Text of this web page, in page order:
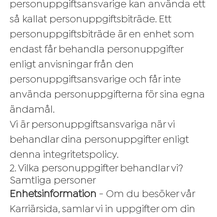
personuppgiftsansvarige kan använda ett
så kallat personuppgiftsbiträde. Ett
personuppgiftsbiträde är en enhet som
endast får behandla personuppgifter
enligt anvisningar från den
personuppgiftsansvarige och får inte
använda personuppgifterna för sina egna
ändamål.
Vi är personuppgiftsansvariga när vi
behandlar dina personuppgifter enligt
denna integritetspolicy.
2. Vilka personuppgifter behandlar vi?
Samtliga personer
Enhetsinformation - Om du besöker vår
Karriärsida, samlar vi in uppgifter om din